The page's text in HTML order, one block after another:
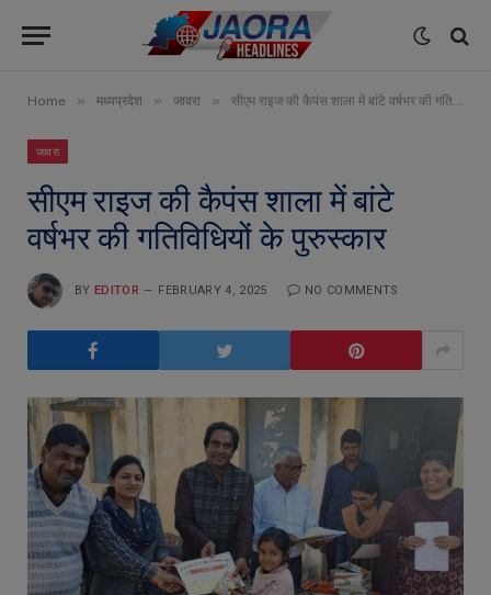
Home » मध्यप्रदेश » जावरा » सीएम राइज की कैपंस शाला में बांटे वर्षभर की गतिविधियों के पुरुस्कार
जावरा
सीएम राइज की कैपंस शाला में बांटे
वर्षभर की गतिविधियों के पुरुस्कार
BY EDITOR FEBRUARY 4, 2025 NO COMMENTS